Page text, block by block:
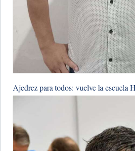
Ajedrez para todos: vuelve la escuela